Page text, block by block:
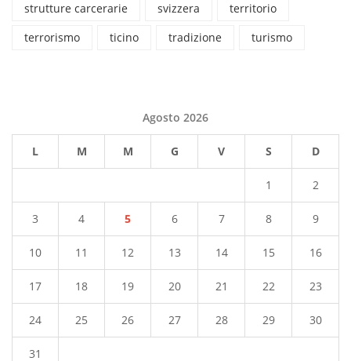
strutture carcerarie
svizzera
territorio
terrorismo
ticino tradizione turismo
Agosto 2026
L M M G V S D
1 2
3 4 5 6 7 8 9
10 11 12 13 14 15 16
17 18 19 20 21 22 23
24 25 26 27 28 29 30
31